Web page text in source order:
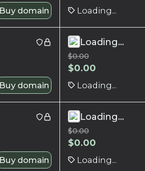
Buy domain Loading...
Buy domain
Loading...
$0.00
$0.00
Loading...
Buy domain
Loading...
$0.00
$0.00
Loading...